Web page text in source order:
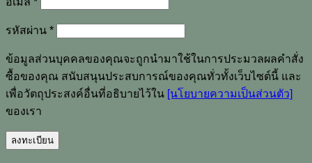
รหัสผ่าน *ต้องการ
ข้อมูลส่วนบุคคลของคุณจะถูกนำมาใช้ในการประมวลผลคำสั่ง
ซื้อของคุณ สนับสนุนประสบการณ์ของคุณทั่วทั้งเว็บไซต์นี้ และ
เพื่อวัตถุประสงค์อื่นที่อธิบายไว้ใน [นโยบายความเป็นส่วนตัว]
ของเรา
ลงทะเบียน